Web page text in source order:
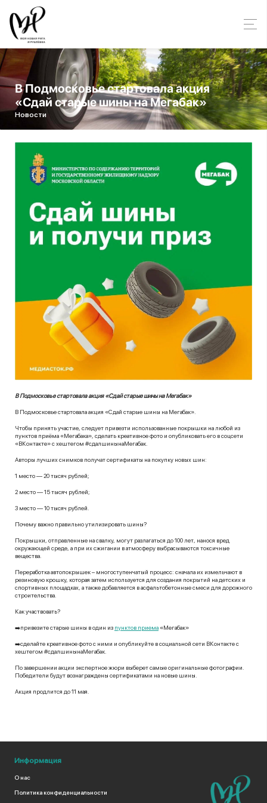
В Подмосковье стартовала акция
«Сдай старые шины на Мегабак»
Новости
В Подмосковье стартовала акция «Сдай старые шины на Мегабак»
В Подмосковье стартовала акция «Сдай старые шины на Мегабак».
Чтобы принять участие, следует привезти использованные покрышки на любой из
пунктов приёма «Мегабака», сделать креативное фото и опубликовать его в соцсети
«ВКонтакте» с хештегом #сдалшинынаМегабак.
Авторы лучших снимков получат сертификаты на покупку новых шин:
1 место — 20 тысяч рублей;
2 место — 15 тысяч рублей;
3 место — 10 тысяч рублей.
Почему важно правильно утилизировать шины?
Покрышки, отправленные на свалку, могут разлагаться до 100 лет, нанося вред
окружающей среде, а при их сжигании в атмосферу выбрасываются токсичные
вещества.
Переработка автопокрышек – многоступенчатый процесс: сначала их измельчают в
резиновую крошку, которая затем используется для создания покрытий на детских и
спортивных площадках, а также добавляется в асфальтобетонные смеси для дорожного
строительства.
Как участвовать?
➡️привезите старые шины в один из пунктов приема «Мегабак»
➡️сделайте креативное фото с ними и опубликуйте в социальной сети ВКонтакте с
хештегом #сдалшинынаМегабак.
По завершении акции экспертное жюри выберет самые оригинальные фотографии.
Победители будут вознаграждены сертификатами на новые шины.
Акция продлится до 11 мая.
Информация
О нас
Политика конфиденциальности